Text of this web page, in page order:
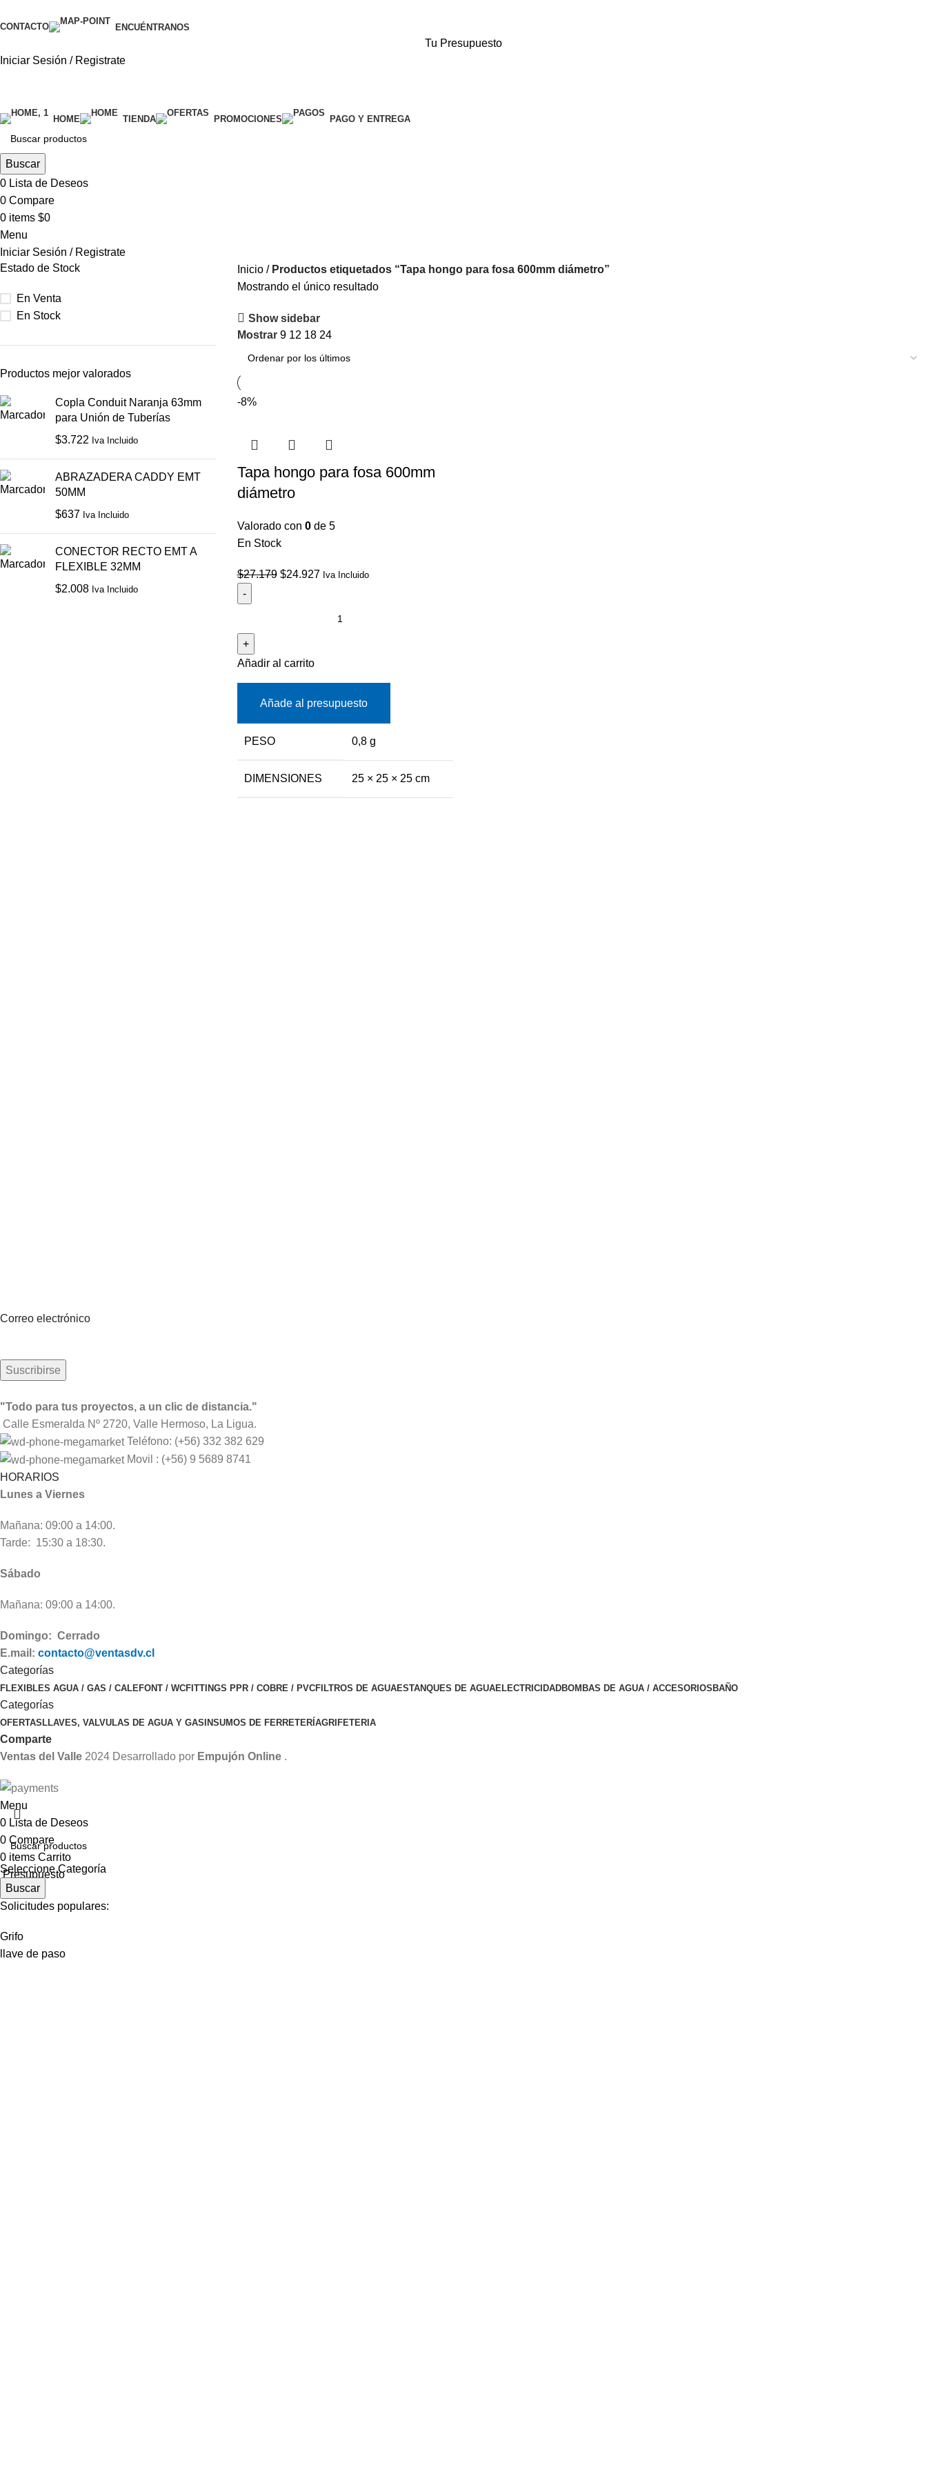
CONTACTO ENCUÉNTRANOS
Tu Presupuesto
Iniciar Sesión / Registrate
HOME TIENDA PROMOCIONES PAGO Y ENTREGA
Buscar
0 Lista de Deseos
0 Compare
0 items $0
Menu
Iniciar Sesión / Registrate
Estado de Stock
En Venta
En Stock
Productos mejor valorados
Copla Conduit Naranja 63mm
para Unión de Tuberías
$3.722 Iva Incluido
ABRAZADERA CADDY EMT
50MM
$637 Iva Incluido
CONECTOR RECTO EMT A
FLEXIBLE 32MM
$2.008 Iva Incluido
Inicio
Productos etiquetados “Tapa hongo para fosa 600mm diámetro”
Mostrando el único resultado
Show sidebar
Mostrar 9 12 18 24
-8%
Tapa hongo para fosa 600mm
diámetro
Valorado con 0de 5
En Stock
$27.179 $24.927 Iva Incluido
Añadir al carrito
Añade al presupuesto
PESO 0,8 g
DIMENSIONES 25 × 25 × 25 cm
Correo electrónico
"Todo para tus proyectos, a un clic de distancia."
Calle Esmeralda Nº 2720, Valle Hermoso, La Ligua.
Teléfono: (+56) 332 382 629
Movil : (+56) 9 5689 8741
HORARIOS
Lunes a Viernes
Mañana: 09:00 a 14:00.
Tarde: 15:30 a 18:30.
Sábado
Mañana: 09:00 a 14:00.
Domingo: Cerrado
E.mail: contacto@ventasdv.cl
Categorías
FLEXIBLES AGUA / GAS / CALEFONT / WCFITTINGS PPR / COBRE / PVCFILTROS DE AGUAESTANQUES DE AGUAELECTRICIDADBOMBAS DE AGUA / ACCESORIOS BAÑO
Categorías
OFERTAS LLAVES, VALVULAS DE AGUA Y GAS INSUMOS DE FERRETERÍAGRIFETERIA
Comparte
Ventas del Valle 2024 Desarrollado por Empujón Online .
Seleccione Categoría
Buscar
Solicitudes populares:
Grifo
llave de paso
Menu
0 Lista de Deseos
0 Compare
0 items Carrito
Presupuesto